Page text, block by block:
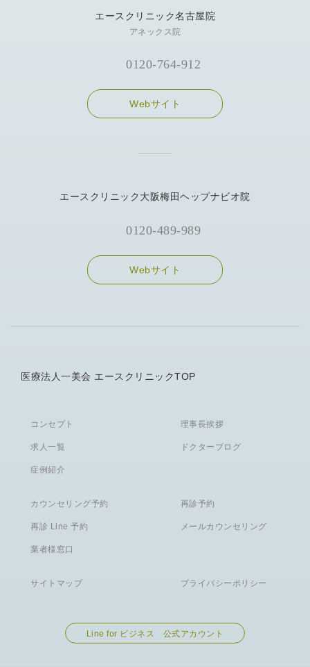
エースクリニック名古屋院
アネックス院
0120-764-912
Webサイト
エースクリニック大阪梅田ヘップナビオ院
0120-489-989
Webサイト
医療法人一美会 エースクリニックTOP
コンセプト 理事長挨拶
求人一覧 ドクターブログ
症例紹介
カウンセリング予約 再診予約
再診 Line 予約 メールカウンセリング
業者様窓口
サイトマップ プライバシーポリシー
Line for ビジネス 公式アカウント